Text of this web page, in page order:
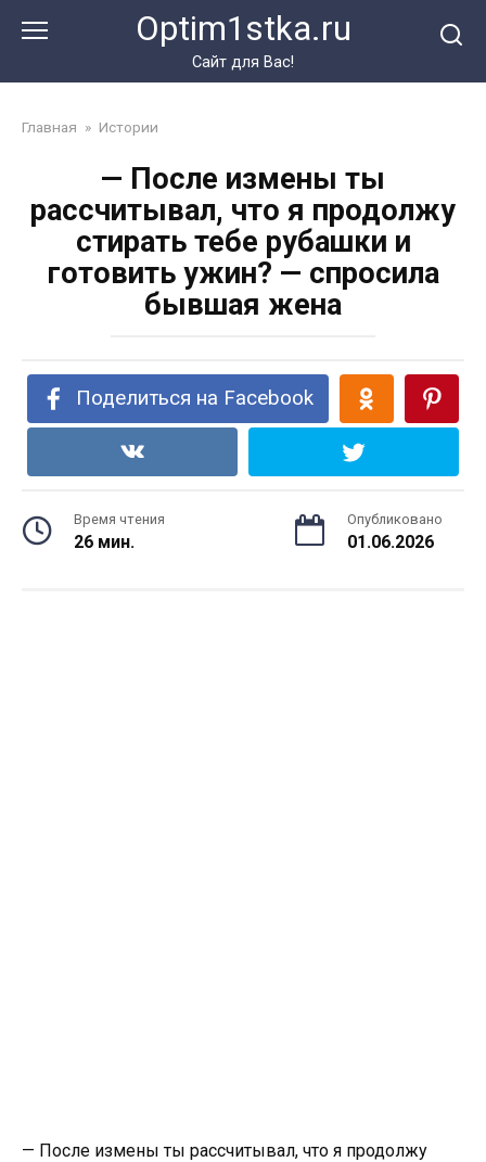
Optim1stka.ru
Сайт для Вас!
Главная » Истории
— После измены ты
рассчитывал, что я продолжу
стирать тебе рубашки и
готовить ужин? — спросила
бывшая жена
Поделиться на Facebook
Время чтения
26 мин.
Опубликовано
01.06.2026
— После измены ты рассчитывал, что я продолжу